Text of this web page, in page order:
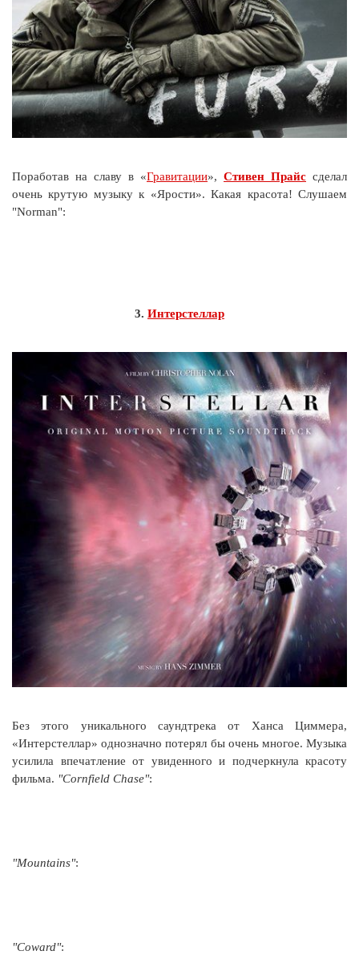
Поработав на славу в «Гравитации», Стивен Прайс сделал
очень крутую музыку к «Ярости». Какая красота! Слушаем
"Norman":
3. Интерстеллар
Без этого уникального саундтрека от Ханса Циммера,
«Интерстеллар» однозначно потерял бы очень многое. Музыка
усилила впечатление от увиденного и подчеркнула красоту
фильма. "Cornfield Chase":
"Mountains":
"Coward":